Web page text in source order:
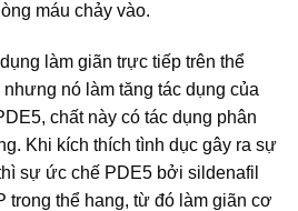
máu chảy vào.
làm giãn trực tiếp trên thể
nó làm tăng tác dụng của
chất này có tác dụng phân
Khi kích thích tình dục gây ra sự
sự ức chế PDE5 bởi sildenafil
trong thể hang, từ đó làm giãn cơ